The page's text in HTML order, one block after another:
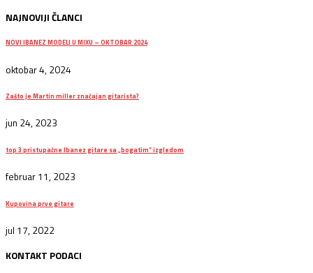
NAJNOVIJI ČLANCI
NOVI IBANEZ MODELI U MIXU – OKTOBAR 2024
oktobar 4, 2024
Zašto je Martin miller značajan gitarista?
jun 24, 2023
top 3 pristupačne Ibanez gitare sa „bogatim“ izgledom
februar 11, 2023
Kupovina prve gitare
jul 17, 2022
KONTAKT PODACI